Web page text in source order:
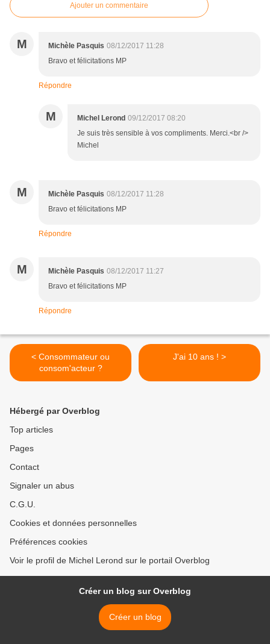
Ajouter un commentaire
M Michèle Pasquis 08/12/2017 11:28
Bravo et félicitations MP
Répondre
M Michel Lerond 09/12/2017 08:20
Je suis très sensible à vos compliments. Merci.<br />
Michel
M Michèle Pasquis 08/12/2017 11:28
Bravo et félicitations MP
Répondre
M Michèle Pasquis 08/12/2017 11:27
Bravo et félicitations MP
Répondre
< Consommateur ou
consom'acteur ?
J'ai 10 ans ! >
Hébergé par Overblog
Top articles
Pages
Contact
Signaler un abus
C.G.U.
Cookies et données personnelles
Préférences cookies
Voir le profil de Michel Lerond sur le portail Overblog
Créer un blog sur Overblog
Créer un blog